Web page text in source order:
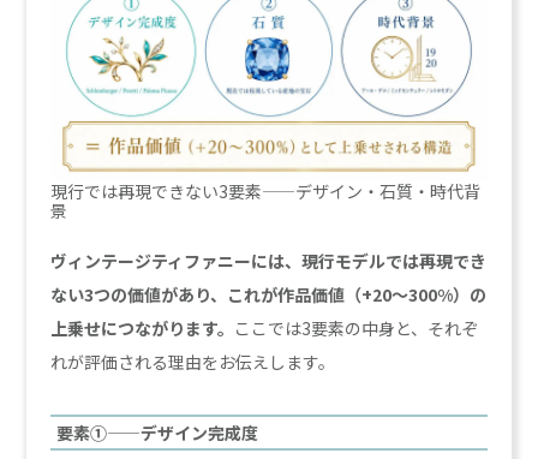
現行では再現できない3要素——デザイン・石質・時代背
景
ヴィンテージティファニーには、現行モデルでは再現でき
ない3つの価値があり、これが作品価値（+20〜300%）の
上乗せにつながります。 ここでは3要素の中身と、それぞ
れが評価される理由をお伝えします。
要素①——デザイン完成度